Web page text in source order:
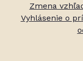
Zmena
Vyhlásenie o